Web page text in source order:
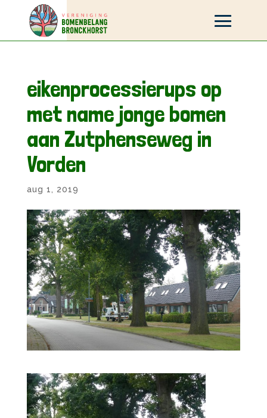
eikenprocessierups op
met name jonge bomen
aan Zutphenseweg in
Vorden
aug 1, 2019